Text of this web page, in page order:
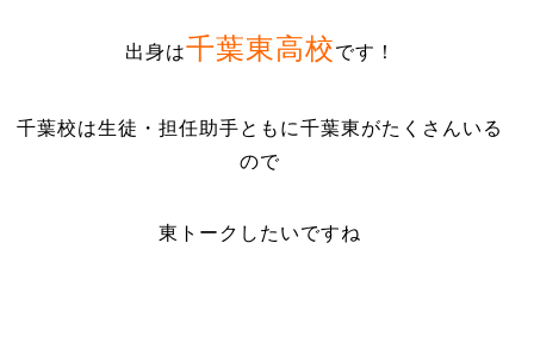
出身は千葉東高校です！
千葉校は生徒・担任助手ともに千葉東がたくさんいる
ので
東トークしたいですね